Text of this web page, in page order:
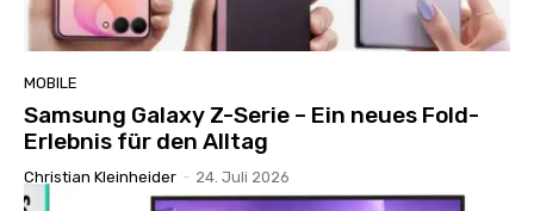
MOBILE
Samsung Galaxy Z-Serie – Ein neues Fold-
Erlebnis für den Alltag
Christian Kleinheider - 24. Juli 2026